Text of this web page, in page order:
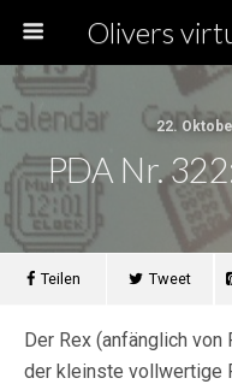
22.
PDA Nr.
Teilen Tweet
Der Rex (anfänglich von
der kleinste vollwertige